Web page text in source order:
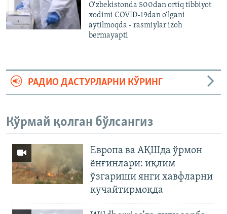
O‘zbekistonda 500dan ortiq tibbiyot
xodimi COVID-19dan o‘lgani
aytilmoqda - rasmiylar izoh
bermayapti
РАДИО ДАСТУРЛАРНИ КЎРИНГ
Кўрмай қолган бўлсангиз
Европа ва АҚШда ўрмон
ёнғинлари: иқлим
ўзгариши янги хавфларни
кучайтирмоқда